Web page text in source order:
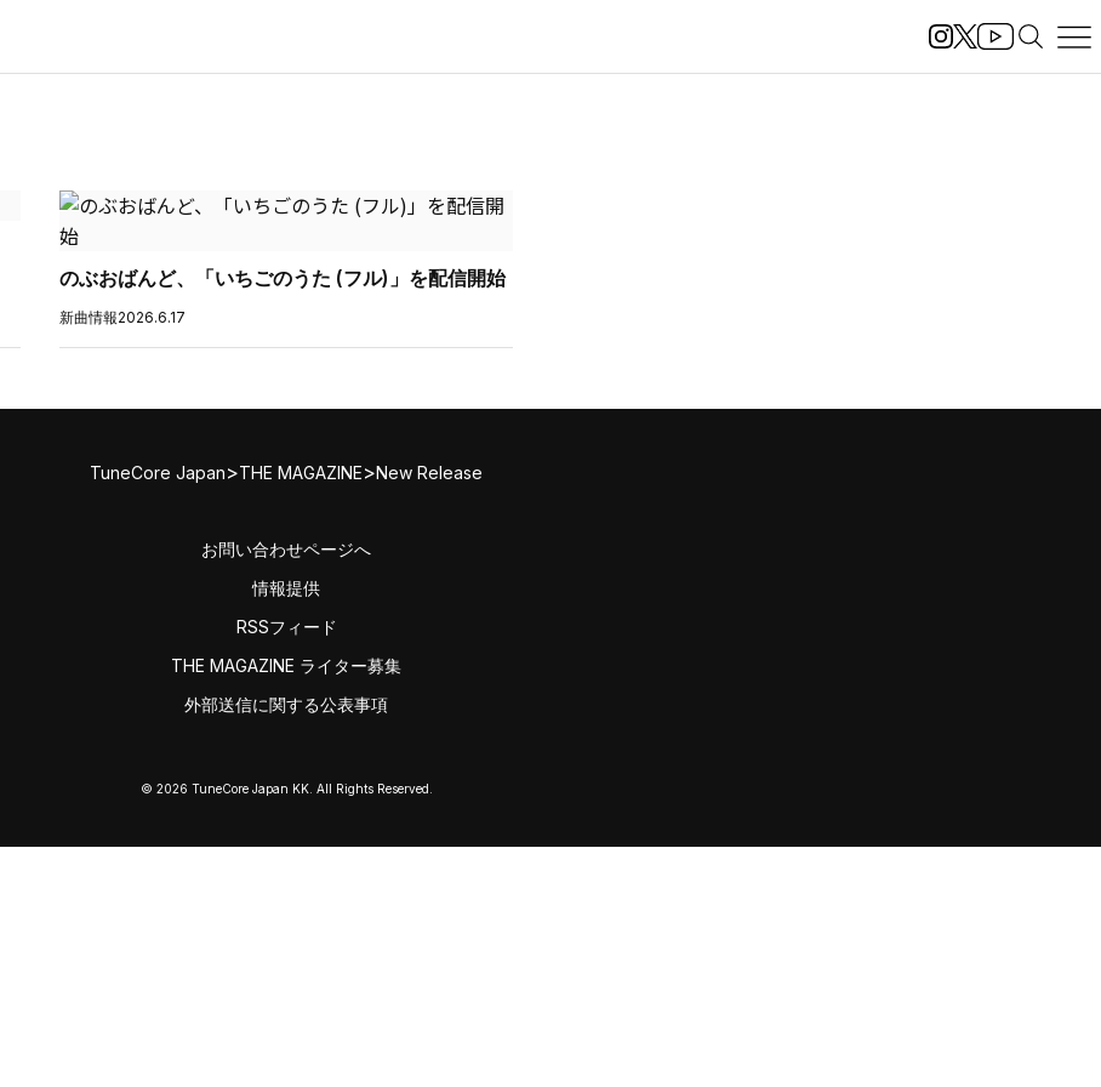
のぶおばんど、「いちごのうた (フル)」を配信開始
新曲情報2026.6.17
TuneCore Japan>THE MAGAZINE>New Release
お問い合わせページへ
情報提供
RSSフィード
THE MAGAZINE ライター募集
外部送信に関する公表事項
© 2026 TuneCore Japan KK. All Rights Reserved.